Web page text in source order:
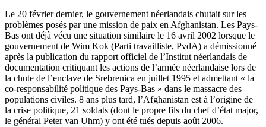
Le 20 février dernier, le gouvernement néerlandais chutait sur les
problèmes posés par une mission de paix en Afghanistan. Les Pays-
Bas ont déjà vécu une situation similaire le 16 avril 2002 lorsque le
gouvernement de Wim Kok (Parti travailliste, PvdA) a démissionné
après la publication du rapport officiel de l’Institut néerlandais de
documentation critiquant les actions de l’armée néerlandaise lors de
la chute de l’enclave de Srebrenica en juillet 1995 et admettant « la
co-responsabilité politique des Pays-Bas » dans le massacre des
populations civiles. 8 ans plus tard, l’Afghanistan est à l’origine de
la crise politique, 21 soldats (dont le propre fils du chef d’état major,
le général Peter van Uhm) y ont été tués depuis août 2006.